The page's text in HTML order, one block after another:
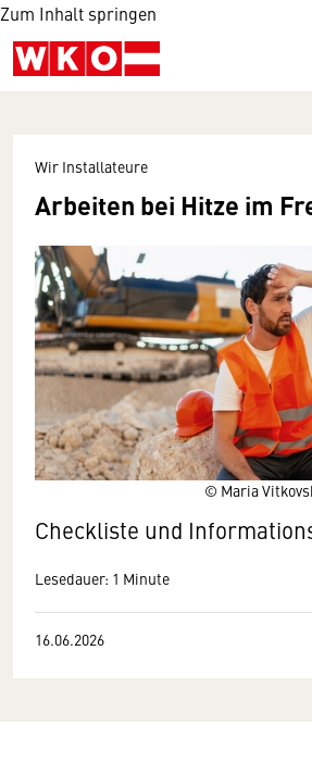
Zum Inhalt springen
© Maria
Wir Installateure
Arbeiten bei Hitze im
Checkliste und
Lesedauer: 1 Minute
16.06.2026